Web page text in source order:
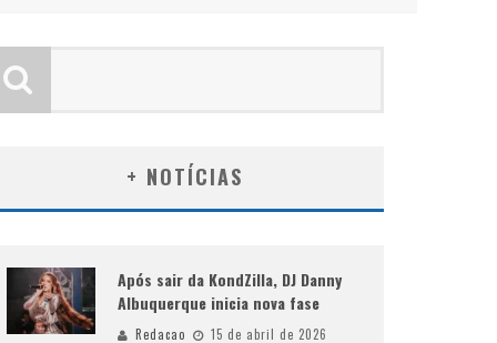
+ NOTÍCIAS
Após sair da KondZilla, DJ Danny
Albuquerque inicia nova fase
Redacao 15 de abril de 2026